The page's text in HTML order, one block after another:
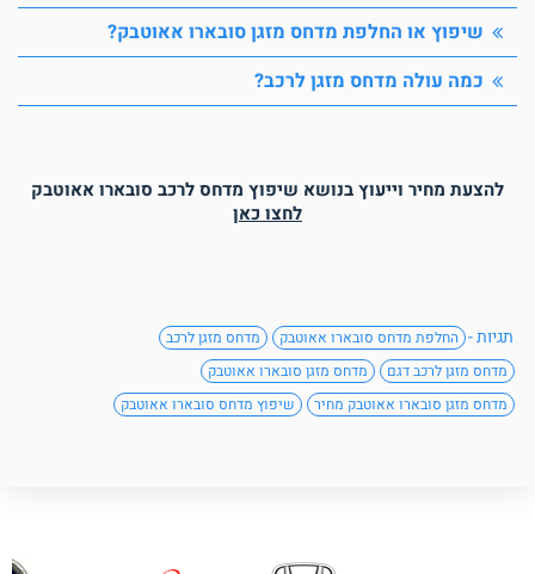
שיפוץ או החלפת מדחס מזגן סובארו אאוטבק?
כמה עולה מדחס מזגן לרכב?
להצעת מחיר וייעוץ בנושא שיפוץ מדחס לרכב סובארו אאוטבק
לחצו כאן
תגיות - החלפת מדחס סובארו אאוטבק
מדחס מזגן לרכב
מדחס מזגן לרכב דגם
מדחס מזגן סובארו אאוטבק
מדחס מזגן סובארו אאוטבק מחיר
שיפוץ מדחס סובארו אאוטבק